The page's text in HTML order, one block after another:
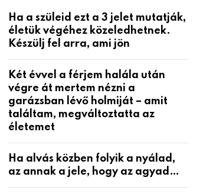
Ha a szüleid ezt a 3 jelet mutatják,
életük végéhez közeledhetnek.
Készülj fel arra, ami jön
Két évvel a férjem halála után
végre át mertem nézni a
garázsban lévő holmiját – amit
találtam, megváltoztatta az
életemet
Ha alvás közben folyik a nyálad,
az annak a jele, hogy az agyad…